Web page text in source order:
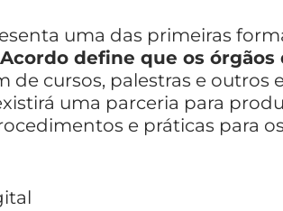
uma das primeiras
define que os
de cursos, palestras e outros
uma parceria para
e práticas para